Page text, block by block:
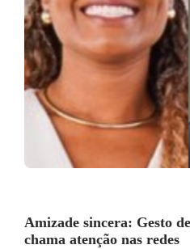
Amizade sincera: Gesto
chama atenção nas redes